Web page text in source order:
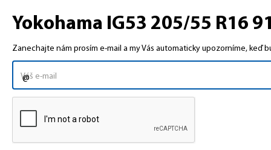
Yokohama IG53 205/55 R16
Zanechajte nám prosím e-mail a my Vás automaticky upozorníme, keď